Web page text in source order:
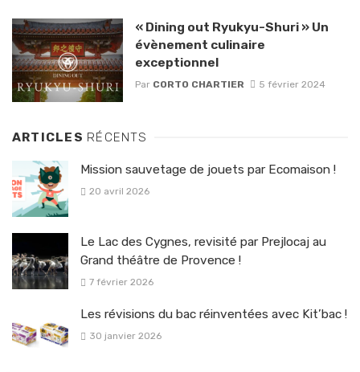
« Dining out Ryukyu-Shuri » Un
évènement culinaire
exceptionnel
Par CORTO CHARTIER 5 février 2024
ARTICLES RÉCENTS
Mission sauvetage de jouets par Ecomaison !
20 avril 2026
Le Lac des Cygnes, revisité par Prejlocaj au
Grand théâtre de Provence !
7 février 2026
Les révisions du bac réinventées avec Kit’bac !
30 janvier 2026